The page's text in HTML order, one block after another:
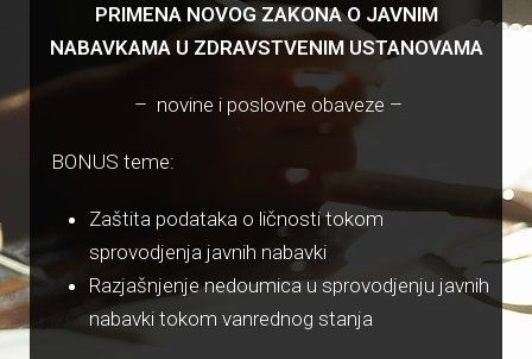
PRIMENA NOVOG ZAKONA O JAVNIM
NABAVKAMA U ZDRAVSTVENIM USTANOVAMA
– novine i poslovne obaveze –
BONUS teme:
Zaštita podataka o ličnosti tokom
sprovodjenja javnih nabavki
Razjašnjenje nedoumica u sprovodjenju javnih
nabavki tokom vanrednog stanja